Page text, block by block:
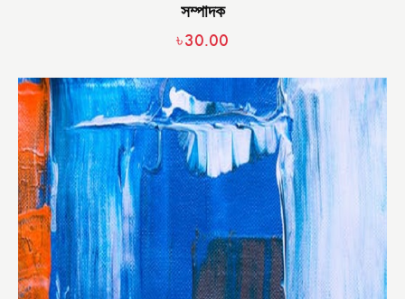
সম্পাদক
৳30.00